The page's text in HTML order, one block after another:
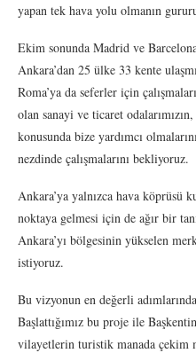
yapan tek hava yolu olmanın
Ekim sonunda Madrid ve
Ankara’dan 25 ülke 33 kente
Roma’ya da seferler için
olan sanayi ve ticaret
konusunda bize yardımcı
nezdinde çalışmalarını bekliyoruz.
Ankara’ya yalnızca hava köprüsü
noktaya gelmesi için de ağır bir
Ankara’yı bölgesinin yükselen
istiyoruz.
Bu vizyonun en değerli
Başlattığımız bu proje ile
vilayetlerin turistik manada çekim